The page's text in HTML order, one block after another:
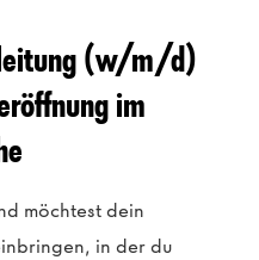
(w/m/d)
im
möchtest dein
in der du